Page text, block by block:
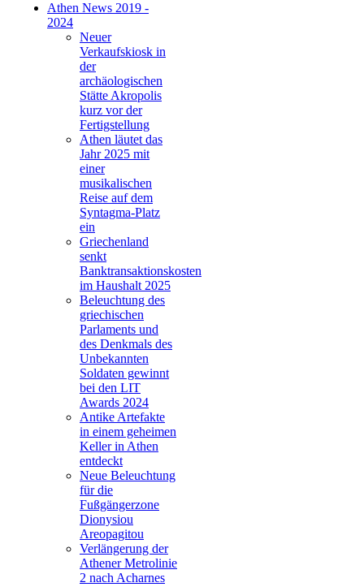
Athen News 2019 -
2024
Neuer
Verkaufskiosk in
der
archäologischen
Stätte Akropolis
kurz vor der
Fertigstellung
Athen läutet das
Jahr 2025 mit
einer
musikalischen
Reise auf dem
Syntagma-Platz
ein
Griechenland
senkt
Banktransaktionskosten
im Haushalt 2025
Beleuchtung des
griechischen
Parlaments und
des Denkmals des
Unbekannten
Soldaten gewinnt
bei den LIT
Awards 2024
Antike Artefakte
in einem geheimen
Keller in Athen
entdeckt
Neue Beleuchtung
für die
Fußgängerzone
Dionysiou
Areopagitou
Verlängerung der
Athener Metrolinie
2 nach Acharnes